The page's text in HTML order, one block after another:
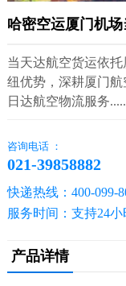
哈密空运厦门机
当天达航空货运依
纽优势，深耕厦门
日达航空物流服务.....
咨询电话 ：
021-39858882
快递热线：400-099-
服务时间：支持24
产品详情